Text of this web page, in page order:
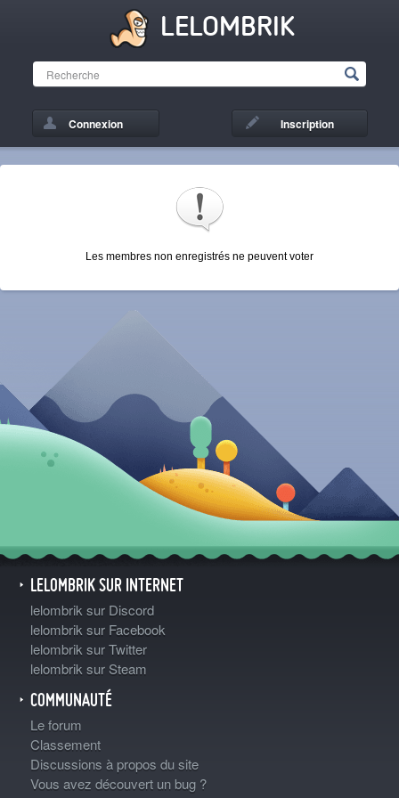
LELOMBRIK
Connexion Inscription
Les membres non enregistrés ne peuvent voter
LELOMBRIK SUR INTERNET
lelombrik sur Discord
lelombrik sur Facebook
lelombrik sur Twitter
lelombrik sur Steam
COMMUNAUTÉ
Le forum
Classement
Discussions à propos du site
Vous avez découvert un bug ?